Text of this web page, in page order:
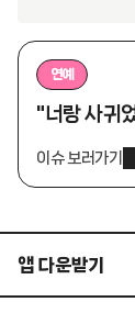
연예
"너랑 사귀
이슈 보러가기
앱 다운받기